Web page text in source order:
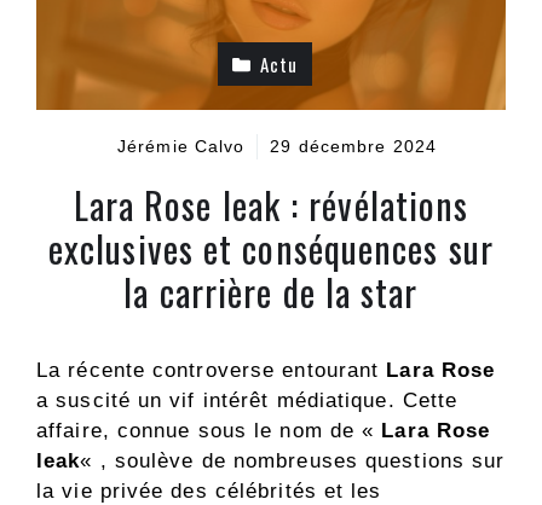
Actu
Jérémie Calvo 29 décembre 2024
Lara Rose leak : révélations
exclusives et conséquences sur
la carrière de la star
La récente controverse entourant Lara Rose
a suscité un vif intérêt médiatique. Cette
affaire, connue sous le nom de « Lara Rose
leak« , soulève de nombreuses questions sur
la vie privée des célébrités et les